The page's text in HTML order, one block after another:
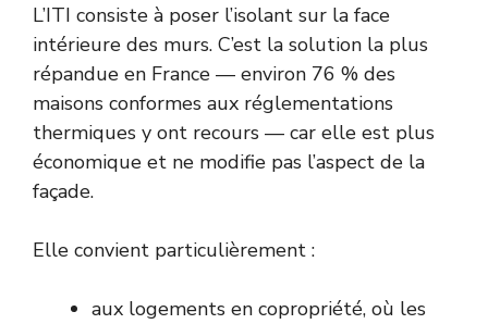
L’ITI consiste à poser l’isolant sur la face
intérieure des murs. C’est la solution la plus
répandue en France — environ 76 % des
maisons conformes aux réglementations
thermiques y ont recours — car elle est plus
économique et ne modifie pas l’aspect de la
façade.
Elle convient particulièrement :
aux logements en copropriété, où les